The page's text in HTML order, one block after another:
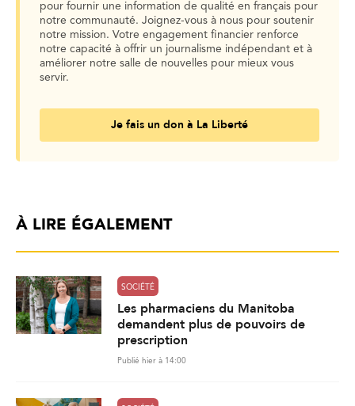
pour fournir une information de qualité en français pour
notre communauté. Joignez-vous à nous pour soutenir
notre mission. Votre engagement financier renforce
notre capacité à offrir un journalisme indépendant et à
améliorer notre salle de nouvelles pour mieux vous
servir.
Je fais un don à La Liberté
À LIRE ÉGALEMENT
SOCIÉTÉ
Les pharmaciens du Manitoba
demandent plus de pouvoirs de
prescription
Publié hier à 14:00